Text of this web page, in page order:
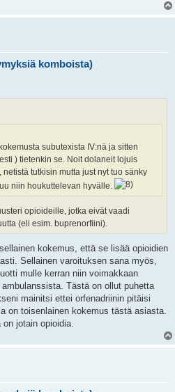
komboista)
subutexista IV:nä ja sitten
) tietenkin se. Noit dolaneit lojuis
tutkisin mutta just nyt tuo sänky
niin houkuttelevan hyvälle.
opioideille, jotka eivät vaadi
(eli esim. buprenorfiini).
kokemus, että se lisää opioidien
Sellainen varoituksen sana myös,
mulle kerran niin voimakkaan
Tästä on ollut puhetta
mainitsi ettei orfenadriinin pitäisi
on toisenlainen kokemus tästä asiasta.
jotain opioidia.